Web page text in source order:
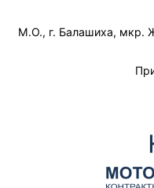
М.О., г. Балашиха, мкр.